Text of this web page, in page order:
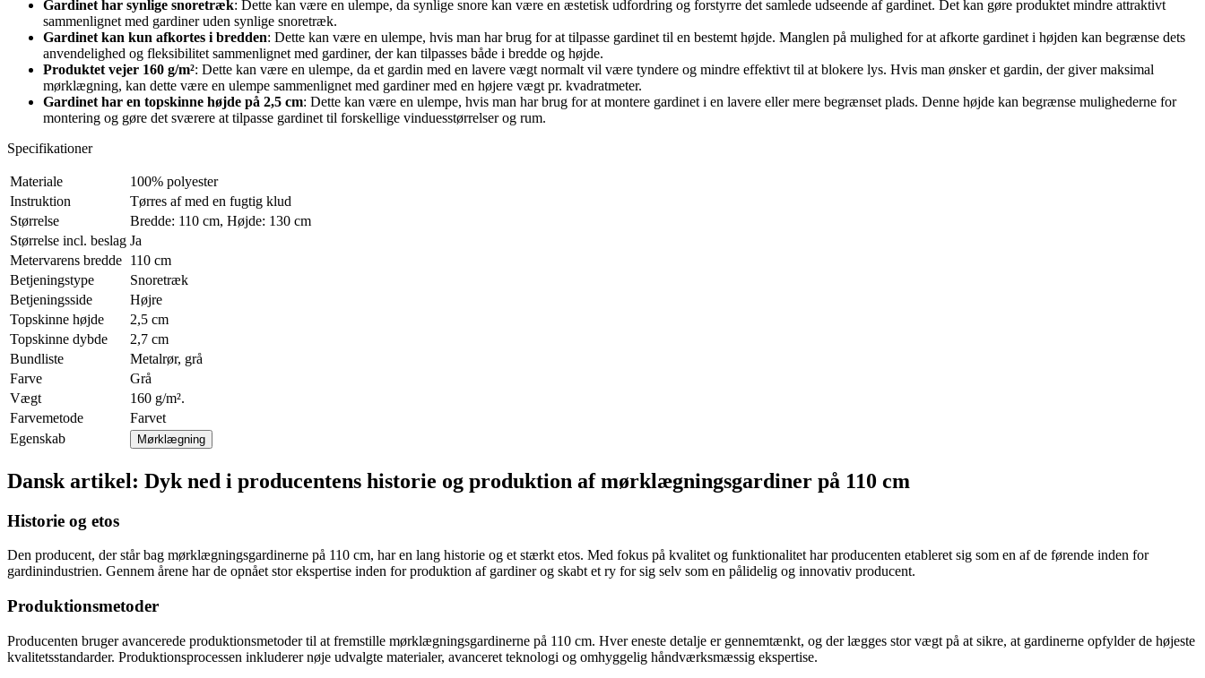
Gardinet har synlige snoretræk: Dette kan være en ulempe, da synlige snore kan være en æstetisk udfordring og forstyrre det samlede udseende af gardinet. Det kan gøre produktet mindre attraktivt
sammenlignet med gardiner uden synlige snoretræk.
Gardinet kan kun afkortes i bredden: Dette kan være en ulempe, hvis man har brug for at tilpasse gardinet til en bestemt højde. Manglen på mulighed for at afkorte gardinet i højden kan begrænse dets
anvendelighed og fleksibilitet sammenlignet med gardiner, der kan tilpasses både i bredde og højde.
Produktet vejer 160 g/m²: Dette kan være en ulempe, da et gardin med en lavere vægt normalt vil være tyndere og mindre effektivt til at blokere lys. Hvis man ønsker et gardin, der giver maksimal
mørklægning, kan dette være en ulempe sammenlignet med gardiner med en højere vægt pr. kvadratmeter.
Gardinet har en topskinne højde på 2,5 cm: Dette kan være en ulempe, hvis man har brug for at montere gardinet i en lavere eller mere begrænset plads. Denne højde kan begrænse mulighederne for
montering og gøre det sværere at tilpasse gardinet til forskellige vinduesstørrelser og rum.
Specifikationer
Materiale
100% polyester
Instruktion
Tørres af med en fugtig klud
Størrelse
Bredde: 110 cm, Højde: 130 cm
Størrelse incl. beslag Ja
Metervarens bredde 110 cm
Betjeningstype
Snoretræk
Betjeningsside
Højre
Topskinne højde
2,5 cm
Topskinne dybde
2,7 cm
Bundliste
Metalrør, grå
Farve
Grå
Vægt
160 g/m².
Farvemetode
Farvet
Egenskab
Mørklægning
Dansk artikel: Dyk ned i producentens historie og produktion af mørklægningsgardiner på 110 cm
Historie og etos
Den producent, der står bag mørklægningsgardinerne på 110 cm, har en lang historie og et stærkt etos. Med fokus på kvalitet og funktionalitet har producenten etableret sig som en af de førende inden for
gardinindustrien. Gennem årene har de opnået stor ekspertise inden for produktion af gardiner og skabt et ry for sig selv som en pålidelig og innovativ producent.
Produktionsmetoder
Producenten bruger avancerede produktionsmetoder til at fremstille mørklægningsgardinerne på 110 cm. Hver eneste detalje er gennemtænkt, og der lægges stor vægt på at sikre, at gardinerne opfylder de højeste
kvalitetsstandarder. Produktionsprocessen inkluderer nøje udvalgte materialer, avanceret teknologi og omhyggelig håndværksmæssig ekspertise.